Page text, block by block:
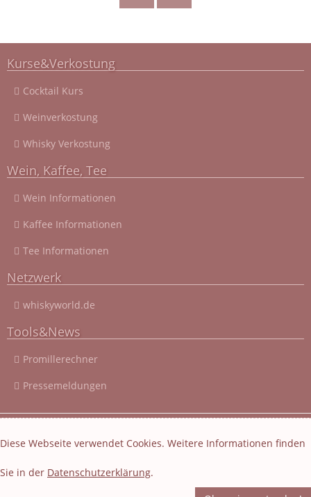
Kurse&Verkostung
Cocktail Kurs
Weinverkostung
Whisky Verkostung
Wein, Kaffee, Tee
Wein Informationen
Kaffee Informationen
Tee Informationen
Netzwerk
whiskyworld.de
Tools&News
Promillerechner
Pressemeldungen
Layout und Webseiten Erstellung von EasyBytes Webentwicklung
Diese Webseite verwendet Cookies. Weitere Informationen finden
Sie in der Datenschutzerklärung.